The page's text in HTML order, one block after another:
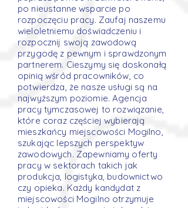
po nieustanne wsparcie po
rozpoczęciu pracy. Zaufaj naszemu
wieloletniemu doświadczeniu i
rozpocznij swoją zawodową
przygodę z pewnym i sprawdzonym
partnerem. Cieszymy się doskonałą
opinią wśród pracowników, co
potwierdza, że nasze usługi są na
najwyższym poziomie. Agencja
pracy tymczasowej to rozwiązanie,
które coraz częściej wybierają
mieszkańcy miejscowości Mogilno,
szukając lepszych perspektyw
zawodowych. Zapewniamy oferty
pracy w sektorach takich jak
produkcja, logistyka, budownictwo
czy opieka. Każdy kandydat z
miejscowości Mogilno otrzymuje